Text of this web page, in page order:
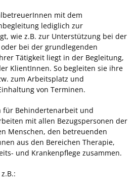
mit dem
lediglich zur
wie z.B. zur Unterstützung bei der
bei der grundlegenden
Tätigkeit liegt in der Begleitung,
KlientInnen. So begleiten sie ihre
zum Arbeitsplatz und
von Terminen.
für Behindertenarbeit und
mit allen Bezugspersonen der
Menschen, den betreuenden
aus den Bereichen Therapie,
und Krankenpflege zusammen.